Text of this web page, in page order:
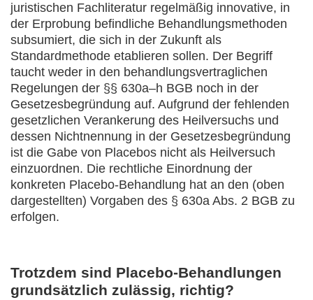
juristischen Fachliteratur regelmäßig innovative, in
der Erprobung befindliche Behandlungsmethoden
subsumiert, die sich in der Zukunft als
Standardmethode etablieren sollen. Der Begriff
taucht weder in den behandlungsvertraglichen
Regelungen der §§ 630a–h BGB noch in der
Gesetzesbegründung auf. Aufgrund der fehlenden
gesetzlichen Verankerung des Heilversuchs und
dessen Nichtnennung in der Gesetzesbegründung
ist die Gabe von Placebos nicht als Heilversuch
einzuordnen. Die rechtliche Einordnung der
konkreten Placebo-Behandlung hat an den (oben
dargestellten) Vorgaben des § 630a Abs. 2 BGB zu
erfolgen.
Trotzdem sind Placebo-Behandlungen
grundsätzlich zulässig, richtig?